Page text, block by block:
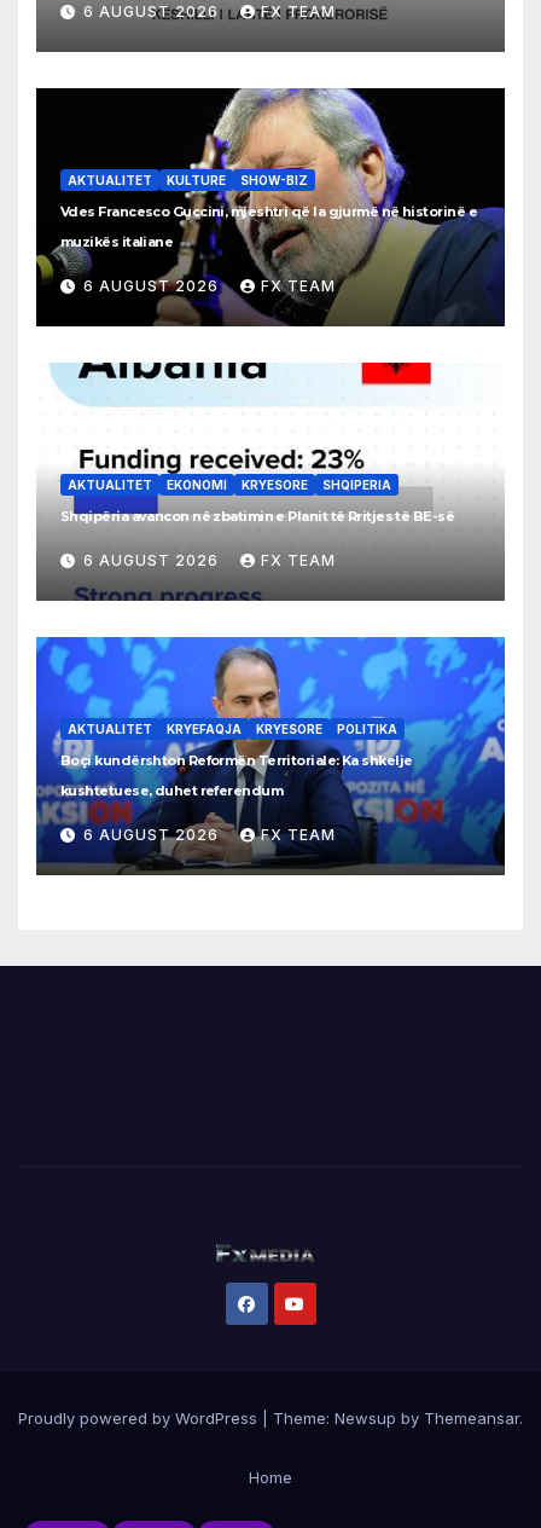
6 AUGUST 2026 FX TEAM
AKTUALITET KULTURE SHOW-BIZ
Vdes Francesco Guccini, mjeshtri që la gjurmë në historinë e
muzikës italiane
6 AUGUST 2026 FX TEAM
AKTUALITET EKONOMI KRYESORE SHQIPERIA
Shqipëria avancon në zbatimin e Planit të Rritjes të BE-së
6 AUGUST 2026 FX TEAM
AKTUALITET KRYEFAQJA KRYESORE POLITIKA
Boçi kundërshton Reformën Territoriale: Ka shkelje
kushtetuese, duhet referendum
6 AUGUST 2026 FX TEAM
Proudly powered by WordPress Theme: Newsup by Themeansar.
Home